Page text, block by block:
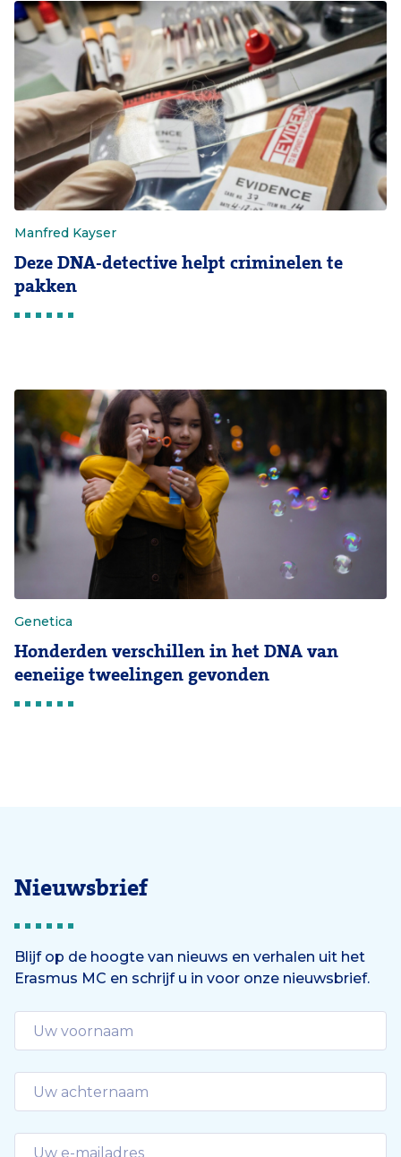
Manfred Kayser
Deze DNA-detective helpt criminelen te
pakken
Genetica
Honderden verschillen in het DNA van
eeneiige tweelingen gevonden
Nieuwsbrief
Blijf op de hoogte van nieuws en verhalen uit het
Erasmus MC en schrijf u in voor onze nieuwsbrief.